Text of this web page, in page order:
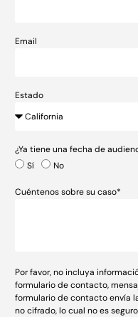
Email
Estado
¿Ya tiene una fecha de
Sí
No
Cuéntenos sobre su caso*
Por favor, no incluya
formulario de contacto,
formulario de contacto envía
no cifrado, lo cual no es